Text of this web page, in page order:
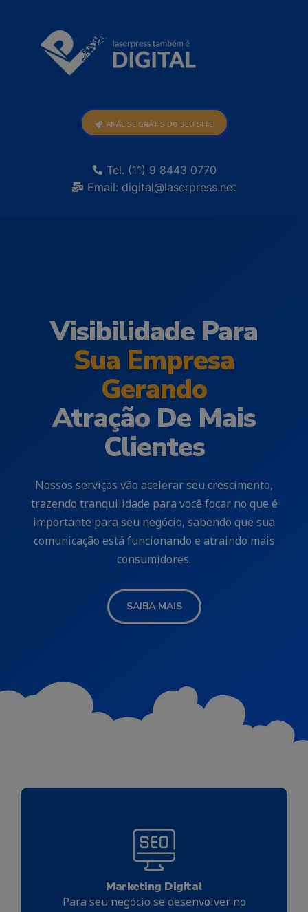
ANÁLISE GRÁTIS DO SEU SITE
Tel. (11) 9 8443 0770
Email: digital@laserpress.net
Visibilidade Para
Sua Empresa
Gerando
Atração De Mais
Clientes
Nossos serviços vão acelerar seu crescimento,
trazendo tranquilidade para você focar no que é
importante para seu negócio, sabendo que sua
comunicação está funcionando e atraindo mais
consumidores.
SAIBA MAIS
Marketing Digital
Para seu negócio se desenvolver no